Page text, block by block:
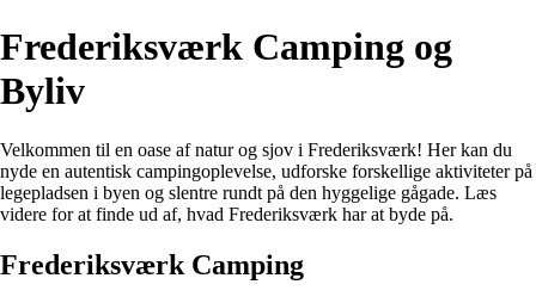
Frederiksværk Camping og
Byliv
Velkommen til en oase af natur og sjov i Frederiksværk! Her kan du
nyde en autentisk campingoplevelse, udforske forskellige aktiviteter på
legepladsen i byen og slentre rundt på den hyggelige gågade. Læs
videre for at finde ud af, hvad Frederiksværk har at byde på.
Frederiksværk Camping